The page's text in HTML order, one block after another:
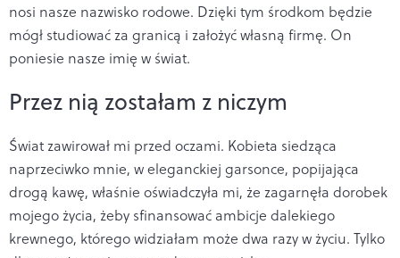
nosi nasze nazwisko rodowe. Dzięki tym środkom będzie
mógł studiować za granicą i założyć własną firmę. On
poniesie nasze imię w świat.
Przez nią zostałam z niczym
Świat zawirował mi przed oczami. Kobieta siedząca
naprzeciwko mnie, w eleganckiej garsonce, popijająca
drogą kawę, właśnie oświadczyła mi, że zagarnęła dorobek
mojego życia, żeby sfinansować ambicje dalekiego
krewnego, którego widziałam może dwa razy w życiu. Tylko